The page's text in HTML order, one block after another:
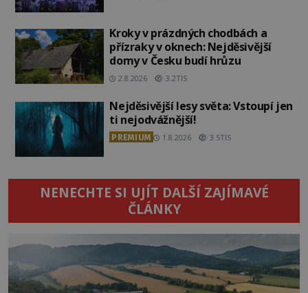
Kroky v prázdných chodbách a
přízraky v oknech: Nejděsivější
domy v Česku budí hrůzu
2.8.2026 3.2TIS
Nejděsivější lesy světa: Vstoupí jen
ti nejodvážnější!
PREMIUM 1.8.2026 3.5TIS
NENECHTE SI UJÍT DALŠÍ ZAJÍMAVÉ
ČLÁNKY